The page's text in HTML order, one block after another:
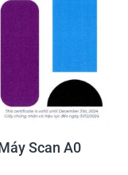
Scan A0